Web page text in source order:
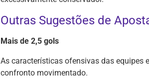
Outras Sugestões de
Mais de 2,5 gols
As características ofensivas das equipes
confronto movimentado.